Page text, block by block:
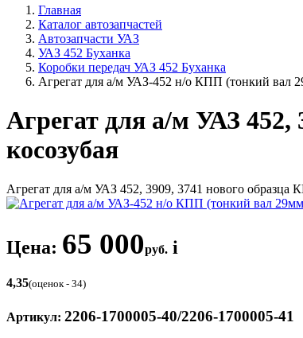
Главная
Каталог автозапчастей
Автозапчасти УАЗ
УАЗ 452 Буханка
Коробки передач УАЗ 452 Буханка
Агрегат для а/м УАЗ-452 н/о КПП (тонкий вал
Агрегат для а/м УАЗ
косозубая
Агрегат для а/м УАЗ 452, 3909, 3741 нового
Цена: 65 000руб. i
4,35(оценок - 34)
Артикул: 2206-1700005-40/2206-1700005-41